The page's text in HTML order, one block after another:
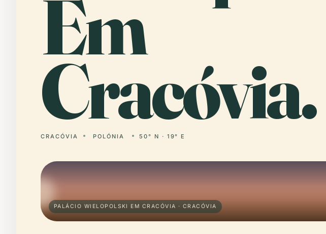
Em
Cracóvia.
CRACÓVIA POLÓNIA 50° N · 19° E
PALÁCIO WIELOPOLSKI EM CRACÓVIA · CRACÓVIA